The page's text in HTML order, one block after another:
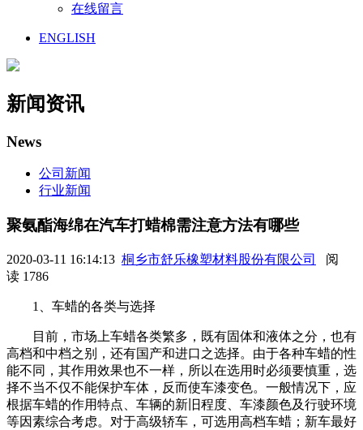
在线留言
ENGLISH
新闻资讯
News
公司新闻
行业新闻
聚氨酯海绵在汽车打蜡棉需注意方法有哪些
2020-03-11 16:14:13 桐乡市舒乐橡塑材料股份有限公司
阅
读 1786
1、车蜡的各类与选择
目前，市场上车蜡各类繁多，既有固体和液体之分，也有
高档和中档之别，还有国产和进口之选择。由于各种车蜡的性
能不同，其作用效果也不一样，所以在选用时必须要慎重，选
择不当不仅不能保护车体，反而使车漆变色。一般情况下，应
根据车蜡的作用特点、车辆的新旧程度、车漆颜色及行驶环境
等因素综合考虑。对于高级轿车，可选用高档车蜡；新车最好